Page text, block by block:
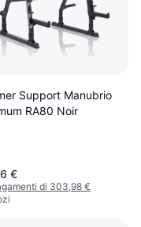
Support Manubrio
RA80 Noir
€
di 303,98 €